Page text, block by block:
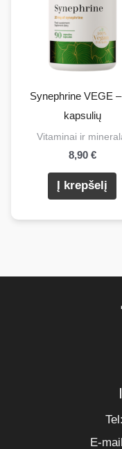
Synephrine VEGE
kapsulių
Vitaminai ir
8,90 €
Į krepšelį
E-